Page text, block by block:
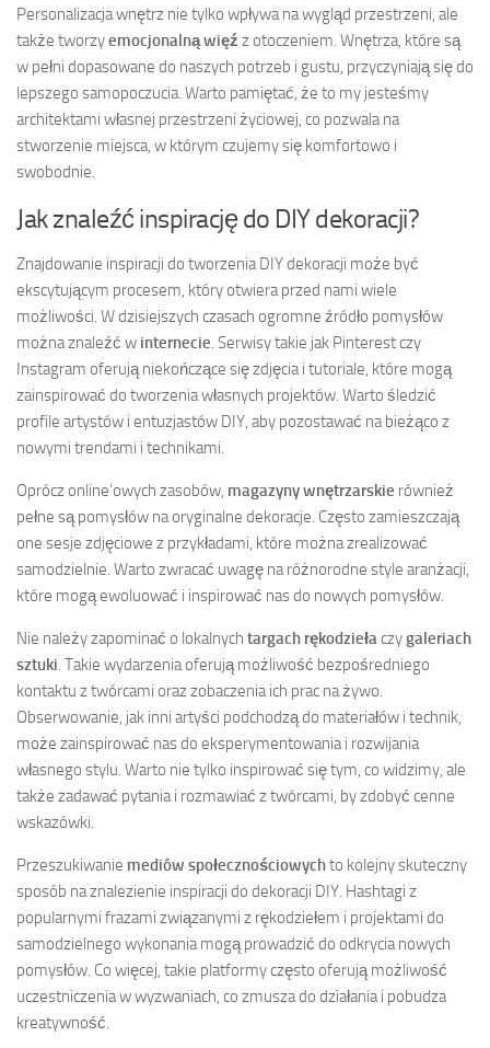
Personalizacja wnętrz nie tylko wpływa na wygląd przestrzeni, ale
także tworzyemocjonalną więź z otoczeniem. Wnętrza, które są
w pełni dopasowane do naszych potrzeb i gustu, przyczyniają się do
lepszego samopoczucia. Warto pamiętać, że to my jesteśmy
architektami własnej przestrzeni życiowej, co pozwala na
stworzenie miejsca, w którym czujemy się komfortowo i
swobodnie.
Jak znaleźć inspirację do DIY dekoracji?
Znajdowanie inspiracji do tworzenia DIY dekoracji może być
ekscytującym procesem, który otwiera przed nami wiele
możliwości. W dzisiejszych czasach ogromne źródło pomysłów
można znaleźć w internecie. Serwisy takie jak Pinterest czy
Instagram oferują niekończące się zdjęcia i tutoriale, które mogą
zainspirować do tworzenia własnych projektów. Warto śledzić
profile artystów i entuzjastów DIY, aby pozostawać na bieżąco z
nowymi trendami i technikami.
Oprócz online’owych zasobów, magazyny wnętrzarskie również
pełne są pomysłów na oryginalne dekoracje. Często zamieszczają
one sesje zdjęciowe z przykładami, które można zrealizować
samodzielnie. Warto zwracać uwagę na różnorodne style aranżacji,
które mogą ewoluować i inspirować nas do nowych pomysłów.
Nie należy zapominać o lokalnych targach rękodziełaczygaleriach
sztuki. Takie wydarzenia oferują możliwość bezpośredniego
kontaktu z twórcami oraz zobaczenia ich prac na żywo.
Obserwowanie, jak inni artyści podchodzą do materiałów i technik,
może zainspirować nas do eksperymentowania i rozwijania
własnego stylu. Warto nie tylko inspirować się tym, co widzimy, ale
także zadawać pytania i rozmawiać z twórcami, by zdobyć cenne
wskazówki.
Przeszukiwanie mediów społecznościowychto kolejny skuteczny
sposób na znalezienie inspiracji do dekoracji DIY. Hashtagi z
popularnymi frazami związanymi z rękodziełem i projektami do
samodzielnego wykonania mogą prowadzić do odkrycia nowych
pomysłów. Co więcej, takie platformy często oferują możliwość
uczestniczenia w wyzwaniach, co zmusza do działania i pobudza
kreatywność.